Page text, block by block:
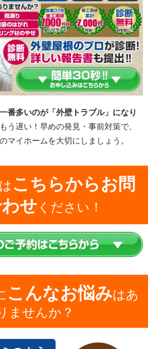
番多いのが「外壁トラブル」になり
う遅い！早めの発見・事前対策で、
マイホームを大切にしましょう。
こちらからお問
せ ください！
こんなお悩みはあ
ませんか？